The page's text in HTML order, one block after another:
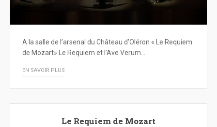
A la salle de l’arsenal du Château d’Oléron « Le Requiem
de Mozart» Le Requiem et l’Ave Verum…
EN SAVOIR PLUS
Le Requiem de Mozart